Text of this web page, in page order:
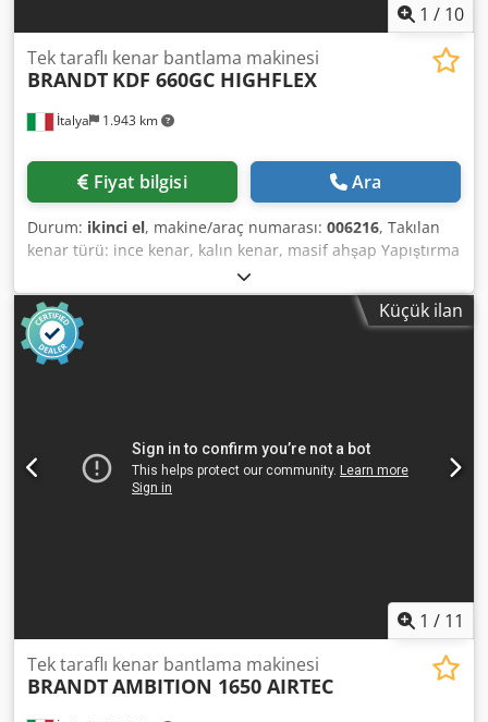
1 / 10
İtalya 1.943 km
Tek taraflı kenar bantlama makinesi
BRANDT KDF 660GC HIGHFLEX
Fiyat bilgisi Ara
Durum: ikinci el, makine/araç numarası: 006216, Takılan
kenar türü: ince kenar, kalın kenar, masif ahşap Yapıştırma
sistemi: EVA Ek yeri frezelemesi: evet Çok işlevli ünite: evet
Csdpfx Aqey Nk Ahsijha Üst freze ünitesi: evet Maks.
ilerleme hızı: 18 m/dak
Küçük ilan
1 / 11
Tek taraflı kenar bantlama makinesi
BRANDTAMBITION 1650 AIRTEC